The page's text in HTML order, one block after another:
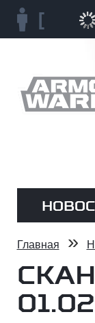
Главная »